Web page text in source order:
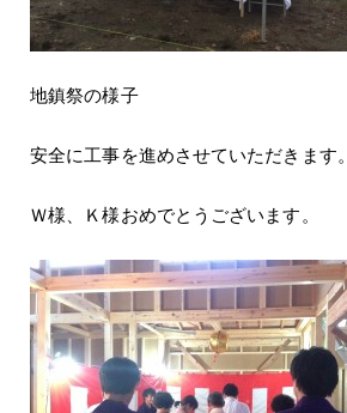
地鎮祭の様子
安全に工事を進めさせていただきます。
Ｗ様、Ｋ様おめでとうございます。